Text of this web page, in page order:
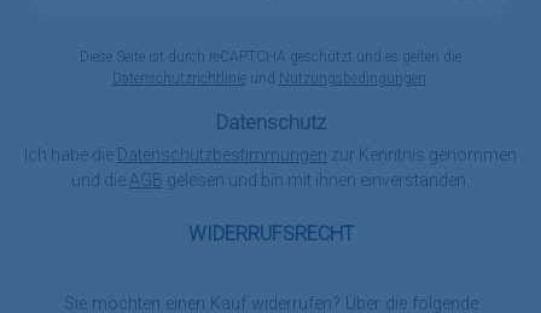
WIDERRUFSRECHT
Sie möchten einen Kauf widerrufen? Über die folgende
Diese Seite ist durch reCAPTCHA geschützt und es gelten die
Datenschutzrichtlinieund Nutzungsbedingungen
Datenschutz
Ich habe die Datenschutzbestimmungen zur Kenntnis genommen
und die AGB gelesen und bin mit ihnen einverstanden.